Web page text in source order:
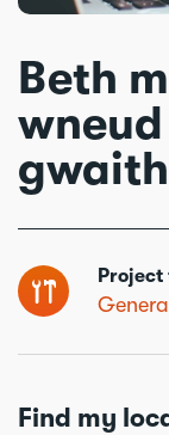
Beth
General
Find my